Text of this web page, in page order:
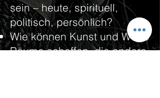
sein – heute, spirituell,
politisch, persönlich?
Wie können Kunst und Worte
Räume schaffen, die andere